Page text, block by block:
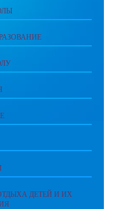
ДЕТЕЙ И ИХ